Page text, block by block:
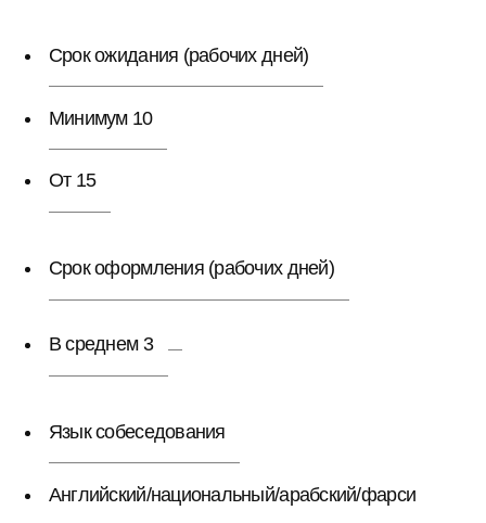
Срок ожидания (рабочих дней)
Минимум 10
От 15
Срок оформления (рабочих дней)
В среднем 3
Язык собеседования
Английский/национальный/арабский/фарси